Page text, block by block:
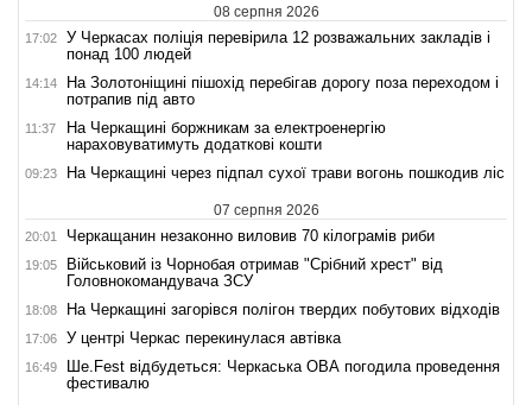
08 серпня 2026
17:02
У Черкасах поліція перевірила 12 розважальних закладів і
понад 100 людей
14:14
На Золотоніщині пішохід перебігав дорогу поза переходом і
потрапив під авто
11:37
На Черкащині боржникам за електроенергію
нараховуватимуть додаткові кошти
09:23 На Черкащині через підпал сухої трави вогонь пошкодив ліс
07 серпня 2026
20:01 Черкащанин незаконно виловив 70 кілограмів риби
19:05
Військовий із Чорнобая отримав "Срібний хрест" від
Головнокомандувача ЗСУ
18:08 На Черкащині загорівся полігон твердих побутових відходів
17:06 У центрі Черкас перекинулася автівка
16:49
Ше.Fest відбудеться: Черкаська ОВА погодила проведення
фестивалю